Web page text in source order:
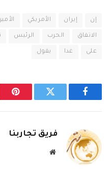
إن إيران الأمريكي
الاتفاق الحرب الرئيس
على غدا يقول
فيسبوك تويتر
فريق تجاربنا
موقع